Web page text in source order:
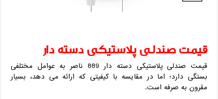
قیمت صندلی پلاستیکی دسته دار
قیمت صندلی پلاستیکی دسته دار 889 ناصر به عوامل مختلفی
بستگی دارد؛ اما در مقایسه با کیفیتی که ارائه می ‌دهد، بسیار
مقرون‌ به‌ صرفه است.